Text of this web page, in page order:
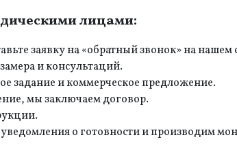
лицами:
заявку на «обратный звонок» на нашем
и консультаций.
задание и коммерческое предложение.
мы заключаем договор.
о готовности и производим